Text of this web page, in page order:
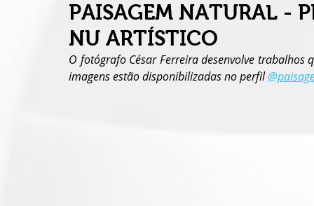
PAISAGEM NATURAL -
NU ARTÍSTICO
O fotógrafo César Ferreira desenvolve
imagens estão disponibilizadas no perfil